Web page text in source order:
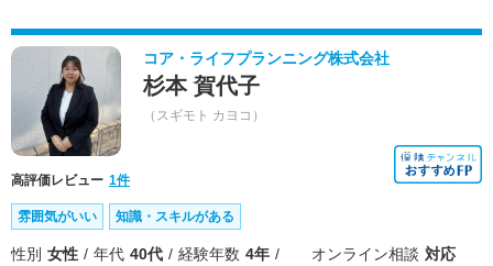
コア・ライフプランニング株式会社
杉本 賀代子
（スギモト カヨコ）
高評価レビュー 1件
雰囲気がいい 知識・スキルがある
性別 女性 年代 40代 経験年数 4年 オンライン相談 対応